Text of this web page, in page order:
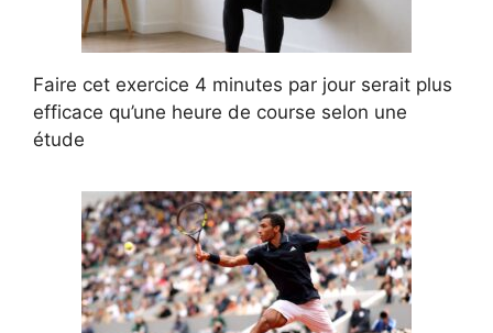
Faire cet exercice 4 minutes par jour serait plus
efficace qu’une heure de course selon une
étude